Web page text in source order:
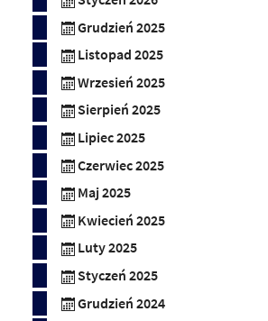
Grudzień 2025
Listopad 2025
Wrzesień 2025
Sierpień 2025
Lipiec 2025
Czerwiec 2025
Maj 2025
Kwiecień 2025
Luty 2025
Styczeń 2025
Grudzień 2024